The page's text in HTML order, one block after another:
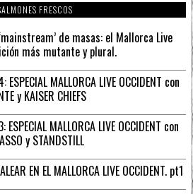
FRESCOS
de masas: el Mallorca Live
más mutante y plural.
ESPECIAL MALLORCA LIVE OCCIDENT con
y KAISER CHIEFS
ESPECIAL MALLORCA LIVE OCCIDENT con
y STANDSTILL
EN EL MALLORCA LIVE OCCIDENT. pt1